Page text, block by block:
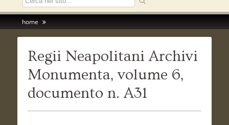
home
Regii Neapolitani Archivi
Monumenta, volume 6,
documento n. A31